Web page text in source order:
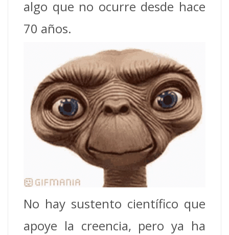
algo que no ocurre desde hace
70 años.
No hay sustento científico que
apoye la creencia, pero ya ha